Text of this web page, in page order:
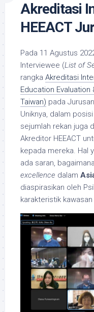
Akreditasi
HEEACT
Pada 11 Agustus
Interviewee (List of
rangka Akreditasi
Education
Taiwan) pada
Uniknya, dalam
sejumlah rekan juga
Akreditor HEEACT
kepada mereka. Hal
ada saran,
excellence dalam
diaspirasikan oleh
karakteristik kawasan